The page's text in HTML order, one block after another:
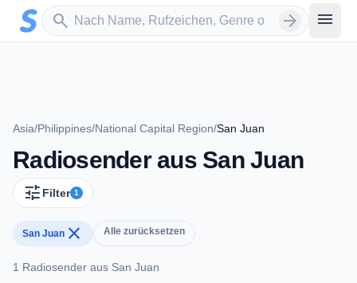
Zum Hauptinhalt springen
search
Sender suchen arrow_forward menu
Asia/Philippines/National Capital Region/San Juan
Radiosender aus San Juan
tune Filter 1
San Juan close Alle zurücksetzen
1 Radiosender aus San Juan